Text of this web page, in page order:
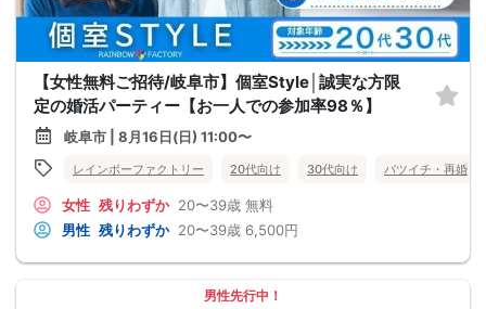
【女性無料ご招待/岐阜市】個室Style│誠実な方限
定の婚活パーティー【お一人での参加率98％】
岐阜市 | 8月16日(日) 11:00〜
レインボーファクトリー 20代向け 30代向け バツイチ・再婚
女性 残りわずか 20〜39歳 無料
男性 残りわずか 20〜39歳 6,500円
男性先行中！